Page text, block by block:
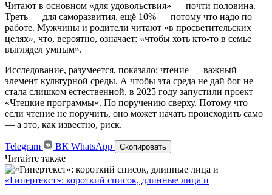
Читают в основном «для удовольствия» — почти половина.
Треть — для саморазвития, ещё 10% — потому что надо по
работе. Мужчины и родители читают «в просветительских
целях», что, вероятно, означает: «чтобы хоть кто-то в семье
выглядел умным».
Исследование, разумеется, показало: чтение — важный
элемент культурной среды. А чтобы эта среда не дай бог не
стала слишком естественной, в 2025 году запустили проект
«Чтецкие программы». По поручению сверху. Потому что
если чтение не поручить, оно может начать происходить само
— а это, как известно, риск.
Telegram ВК WhatsApp Скопировать
Читайте также
«Гипертекст»: короткий список, длинные лица и